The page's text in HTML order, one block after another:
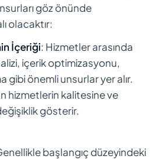
göz önünde
olacaktır:
İçeriği: Hizmetler arasında
içerik optimizasyonu,
gibi önemli unsurlar yer alır.
hizmetlerin kalitesine ve
gösterir.
başlangıç düzeyindeki